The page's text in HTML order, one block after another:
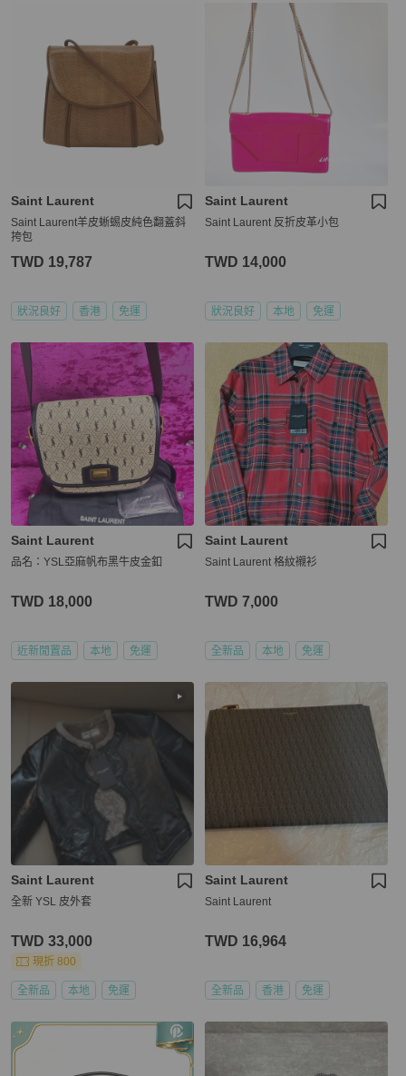
Saint Laurent
Saint Laurent羊皮蜥蜴皮純色翻蓋斜
挎包
TWD 19,787
狀況良好 香港 免運
Saint Laurent
Saint Laurent 反折皮革小包
TWD 14,000
狀況良好 本地 免運
Saint Laurent
品名：YSL亞麻帆布黑牛皮金釦
TWD 18,000
近新閒置品 本地 免運
Saint Laurent
Saint Laurent 格紋襯衫
TWD 7,000
全新品 本地 免運
Saint Laurent
全新 YSL 皮外套
TWD 33,000
現折 800
全新品 本地 免運
Saint Laurent
Saint Laurent
TWD 16,964
全新品 香港 免運